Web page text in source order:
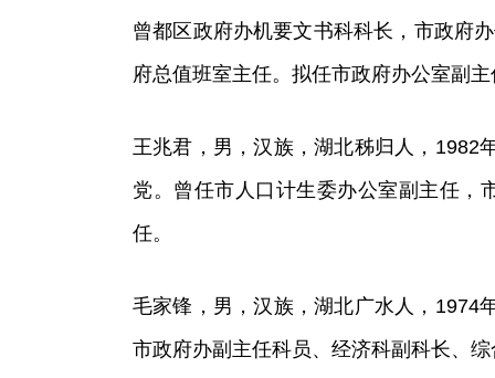
曾都区政府办机要文书科科长，市政府
府总值班室主任。拟任市政府办公室副主
王兆君，男，汉族，湖北秭归人，1982
党。曾任市人口计生委办公室副主任，
任。
毛家锋，男，汉族，湖北广水人，1974
市政府办副主任科员、经济科副科长、